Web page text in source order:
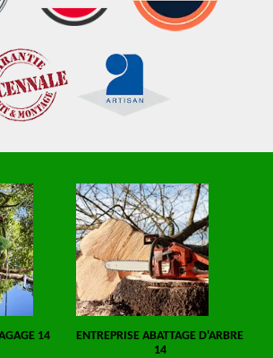
14
ENTREPRISE ABATTAGE D'ARBRE
14